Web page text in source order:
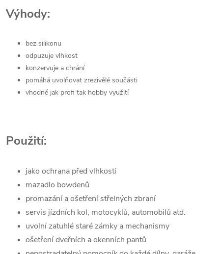
Výhody:
bez silikonu
odpuzuje vlhkost
konzervuje a chrání
pomáhá uvolňovat zrezivělé součásti
vhodné jak profi tak hobby využití
Použití:
jako ochrana před vlhkostí
mazadlo bowdenů
promazání a ošetření střelných zbraní
servis jízdních kol, motocyklů, automobilů atd.
uvolní zatuhlé staré zámky a mechanismy
ošetření dveřních a okenních pantů